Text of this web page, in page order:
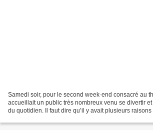
Samedi soir, pour le second week-end consacré au
accueillait un public très nombreux venu se divertir
du quotidien. Il faut dire qu’il y avait plusieurs